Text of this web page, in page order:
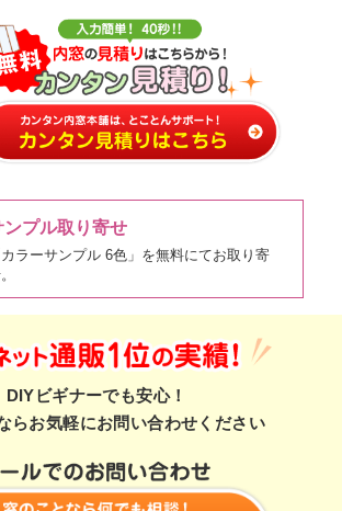
ンプル取り寄せ
カラーサンプル 6色」を無料にてお取り寄
DIYビギナーでも安心！
らお気軽にお問い合わせください